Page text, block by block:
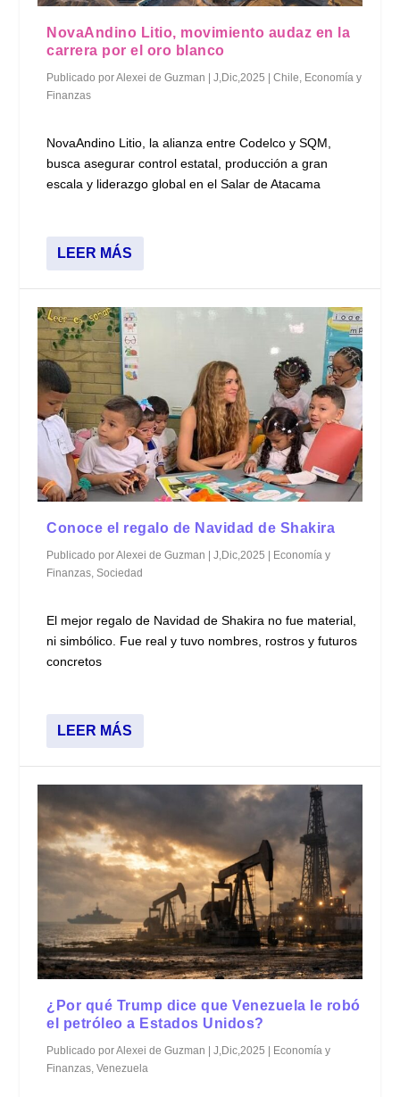
NovaAndino Litio, movimiento audaz en la
carrera por el oro blanco
Publicado porAlexei de Guzman |J,Dic,2025 |Chile, Economía y
Finanzas
NovaAndino Litio, la alianza entre Codelco y SQM,
busca asegurar control estatal, producción a gran
escala y liderazgo global en el Salar de Atacama
LEER MÁS
Conoce el regalo de Navidad de Shakira
Publicado porAlexei de Guzman |J,Dic,2025
Economía y
Finanzas,Sociedad
El mejor regalo de Navidad de Shakira no fue material,
ni simbólico. Fue real y tuvo nombres, rostros y futuros
concretos
LEER MÁS
¿Por qué Trump dice que Venezuela le robó
el petróleo a Estados Unidos?
Publicado porAlexei de Guzman |J,Dic,2025
Economía y
Finanzas,Venezuela